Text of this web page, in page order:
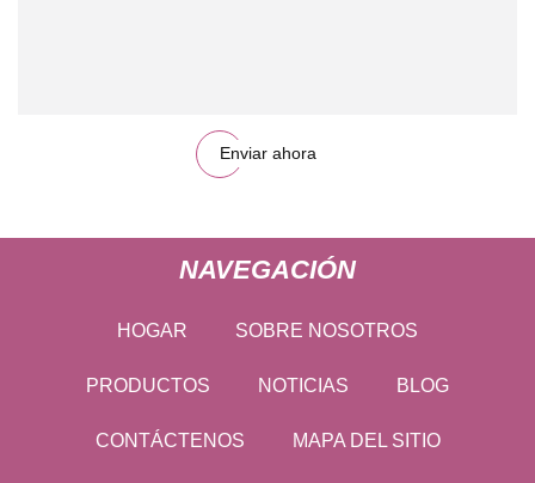
Enviar ahora
NAVEGACIÓN
HOGAR SOBRE NOSOTROS
PRODUCTOS NOTICIAS BLOG
CONTÁCTENOS MAPA DEL SITIO